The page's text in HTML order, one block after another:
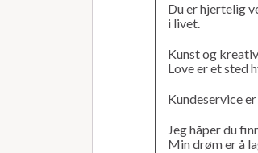
Du er hjertelig
i livet.
Kunst og
Love er et sted
Kundeservice
Jeg håper du
Min drøm er å